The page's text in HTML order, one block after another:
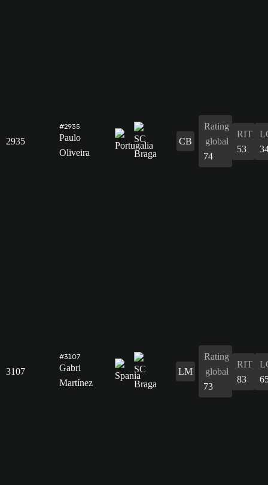
2935
#2935
Paulo
Oliveira
CB
Rating
global
74
RIT
53
3107
#3107
Gabri
Martínez
LM
Rating
global
73
RIT
83